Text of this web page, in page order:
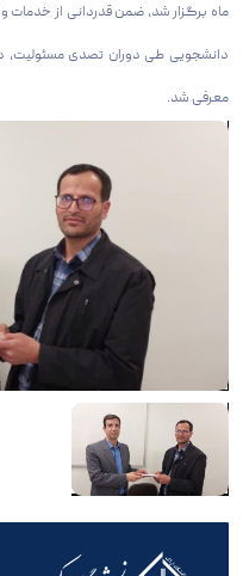
ماه برگزار شد، ضمن قدردانی از خدمات
دانشجویی طی دوران تصدی مسئولیت،
معرفی شد.